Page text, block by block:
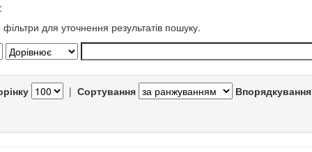
для уточнення результатів пошуку.
| Сортування Впорядкування